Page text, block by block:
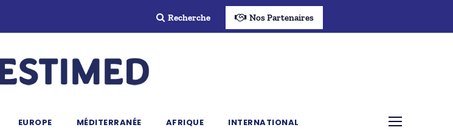
Recherche Nos Partenaires
EUROPE MÉDITERRANÉE AFRIQUE INTERNATIONAL